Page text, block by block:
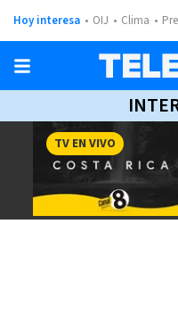
Hoy interesa OIJ Clima
TV EN VIVO